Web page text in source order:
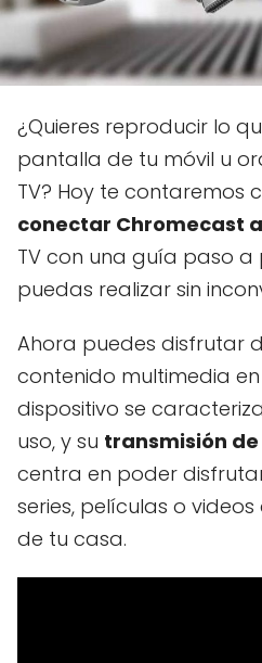
¿Quieres reproducir lo
pantalla de tu móvil u
TV? Hoy te contaremos
conectar Chromecast
TV con una guía paso
puedas realizar sin
Ahora puedes disfrutar
contenido multimedia en
dispositivo se
uso, y su transmisión
centra en poder
series, películas o
de tu casa.